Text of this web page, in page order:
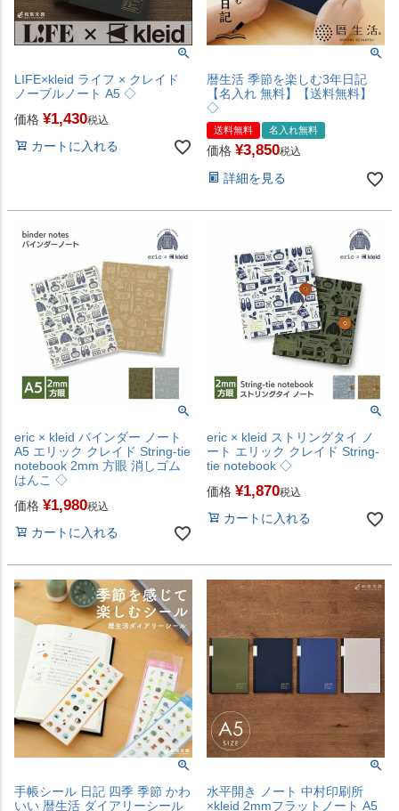
LIFE×kleid ライフ × クレイド
ノーブルノート A5 ◇
価格 ¥1,430税込
カートに入れる
暦生活 季節を楽しむ3年日記
【名入れ 無料】【送料無料】
◇
送料無料 名入れ無料
価格 ¥3,850税込
詳細を見る
eric × kleid バインダー ノート
A5 エリック クレイド String-tie
notebook 2mm 方眼 消しゴム
はんこ ◇
価格 ¥1,980税込
カートに入れる
eric × kleid ストリングタイ ノ
ート エリック クレイド String-
tie notebook ◇
価格 ¥1,870税込
カートに入れる
手帳シール 日記 四季 季節 かわ
いい 暦生活 ダイアリーシール
水平開き ノート 中村印刷所
×kleid 2mmフラットノート A5